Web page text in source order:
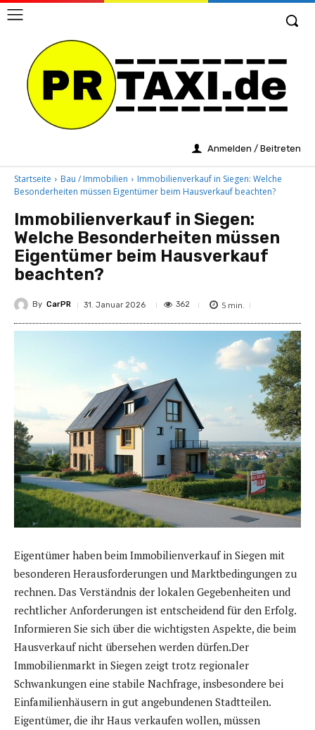
Anmelden / Beitreten
Startseite Bau / Immobilien
Immobilienverkauf in Siegen: Welche
Besonderheiten müssen Eigentümer beim Hausverkauf beachten?
Immobilienverkauf in Siegen:
Welche Besonderheiten müssen
Eigentümer beim Hausverkauf
beachten?
By CarPR 31. Januar 2026 362 5 min.
Eigentümer haben beim Immobilienverkauf in Siegen mit
besonderen Herausforderungen und Marktbedingungen zu
rechnen. Das Verständnis der lokalen Gegebenheiten und
rechtlicher Anforderungen ist entscheidend für den Erfolg.
Informieren Sie sich über die wichtigsten Aspekte, die beim
Hausverkauf nicht übersehen werden dürfen.Der
Immobilienmarkt in Siegen zeigt trotz regionaler
Schwankungen eine stabile Nachfrage, insbesondere bei
Einfamilienhäusern in gut angebundenen Stadtteilen.
Eigentümer, die ihr Haus verkaufen wollen, müssen